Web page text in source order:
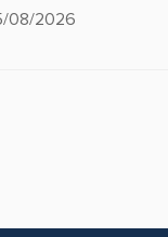
08/2026